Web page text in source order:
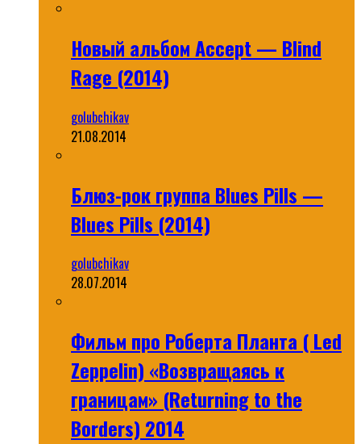
Новый альбом Accept — Blind
Rage (2014)
golubchikav
21.08.2014
Блюз-рок группа Blues Pills —
Blues Pills (2014)
golubchikav
28.07.2014
Фильм про Роберта Планта ( Led
Zeppelin) «Возвращаясь к
границам» (Returning to the
Borders) 2014